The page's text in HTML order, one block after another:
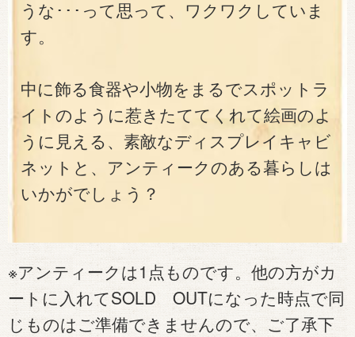
うな･･･って思って、ワクワクしていま
す。
中に飾る食器や小物をまるでスポットラ
イトのように惹きたててくれて絵画のよ
うに見える、素敵なディスプレイキャビ
ネットと、アンティークのある暮らしは
いかがでしょう？
※アンティークは1点ものです。他の方がカ
ートに入れてSOLD OUTになった時点で同
じものはご準備できませんので、ご了承下